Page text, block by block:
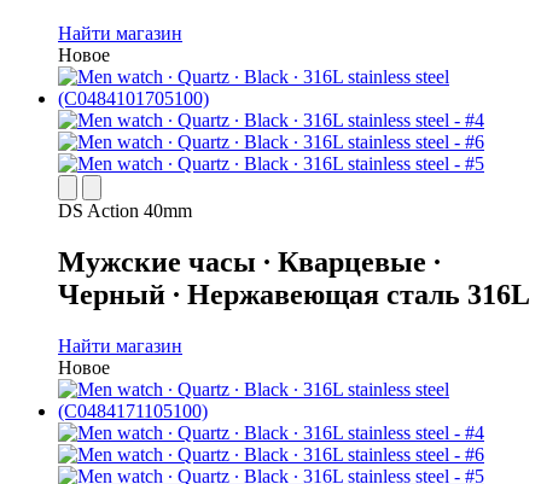
Найти магазин
Новое
DS Action 40mm
Мужские часы ∙ Кварцевые ∙
Черный ∙ Нержавеющая сталь 316L
Найти магазин
Новое